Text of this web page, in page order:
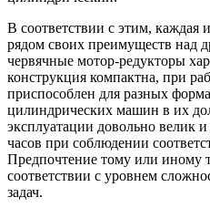
В соответствии с этим, каждая
рядом своих преимуществ над
червячные мотор-редукторы
конструкция компактна, при
приспособлен для разных
цилиндрических машин в их
эксплуатации довольно велик и
часов при соблюдении
Предпочтение тому или иному
соответствии с уровнем
задач.